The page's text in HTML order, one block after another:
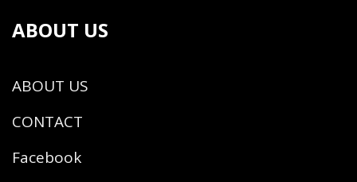
ABOUT US
ABOUT US
CONTACT
Facebook